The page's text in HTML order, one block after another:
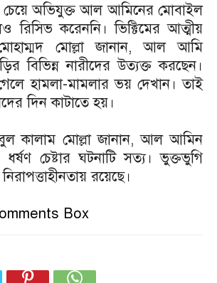
চেয়ে অভিযুক্ত আল আমিনের মোবাইল
রিসিভ করেননি। ভিক্টিমের আত্মীয়
মোল্লা জানান, আল আমি
বিভিন্ন নারীদের উত্যক্ত করছেন।
হামলা-মামলার ভয় দেখান। তাই
দিন কাটাতে হয়।
কালাম মোল্লা জানান, আল আমিন
চেষ্টার ঘটনাটি সত্য। ভুক্তভুগি
রয়েছে।
Box